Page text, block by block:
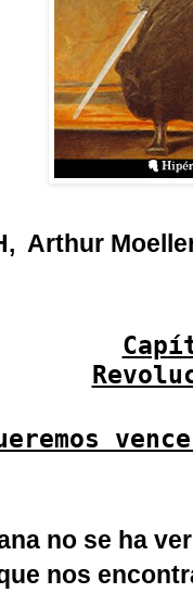
Arthur
no se ha
nos